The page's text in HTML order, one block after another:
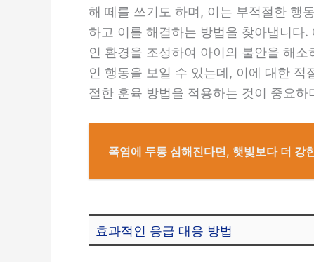
해 떼를 쓰기도 하며, 이는 부적절한 행
하고 이를 해결하는 방법을 찾아냅니다
인 환경을 조성하여 아이의 불안을 해
인 행동을 보일 수 있는데, 이에 대한
절한 훈육 방법을 적용하는 것이 중요
폭염에 두통 심해진다면, 햇빛보다 더 강
효과적인 응급 대응 방법